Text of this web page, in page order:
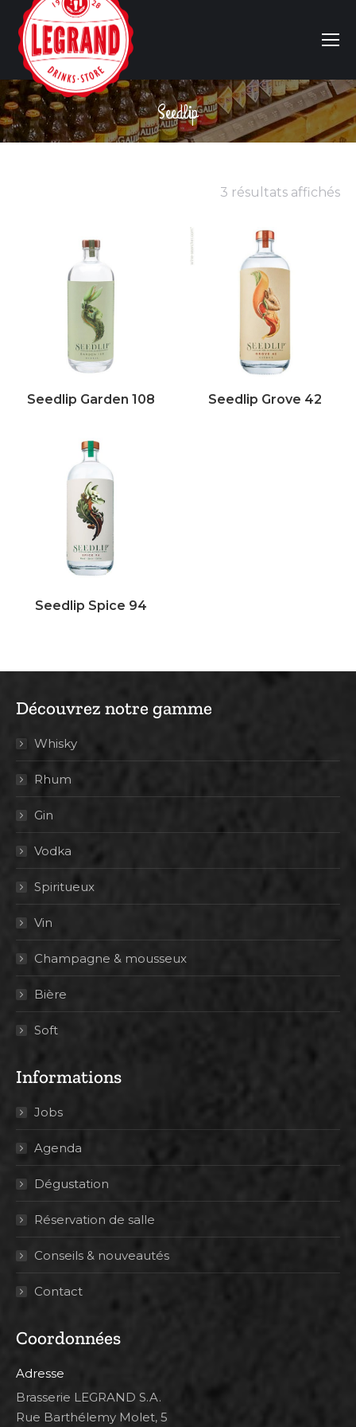
Seedlip
Vous êtes ici :
3 résultats affichés
Seedlip Garden 108 Seedlip Grove 42
Seedlip Spice 94
Découvrez notre gamme
Whisky
Rhum
Gin
Vodka
Spiritueux
Vin
Champagne & mousseux
Bière
Soft
Informations
Jobs
Agenda
Dégustation
Réservation de salle
Conseils & nouveautés
Contact
Coordonnées
Adresse
Brasserie LEGRAND S.A.
Rue Barthélemy Molet, 5